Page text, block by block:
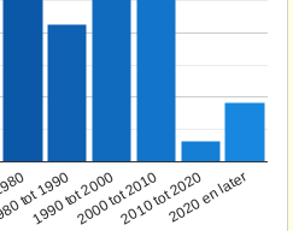
tot 1990
1990 tot 20002000 tot 20102010 tot 20202020 en later